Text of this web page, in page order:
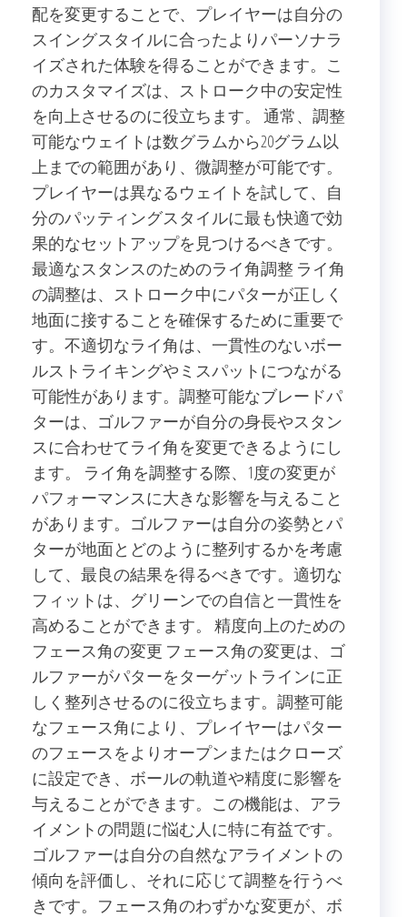
配を変更することで、プレイヤーは自分の
スイングスタイルに合ったよりパーソナラ
イズされた体験を得ることができます。こ
のカスタマイズは、ストローク中の安定性
を向上させるのに役立ちます。 通常、調整
可能なウェイトは数グラムから20グラム以
上までの範囲があり、微調整が可能です。
プレイヤーは異なるウェイトを試して、自
分のパッティングスタイルに最も快適で効
果的なセットアップを見つけるべきです。
最適なスタンスのためのライ角調整 ライ角
の調整は、ストローク中にパターが正しく
地面に接することを確保するために重要で
す。不適切なライ角は、一貫性のないボー
ルストライキングやミスパットにつながる
可能性があります。調整可能なブレードパ
ターは、ゴルファーが自分の身長やスタン
スに合わせてライ角を変更できるようにし
ます。 ライ角を調整する際、1度の変更が
パフォーマンスに大きな影響を与えること
があります。ゴルファーは自分の姿勢とパ
ターが地面とどのように整列するかを考慮
して、最良の結果を得るべきです。適切な
フィットは、グリーンでの自信と一貫性を
高めることができます。 精度向上のための
フェース角の変更 フェース角の変更は、ゴ
ルファーがパターをターゲットラインに正
しく整列させるのに役立ちます。調整可能
なフェース角により、プレイヤーはパター
のフェースをよりオープンまたはクローズ
に設定でき、ボールの軌道や精度に影響を
与えることができます。この機能は、アラ
イメントの問題に悩む人に特に有益です。
ゴルファーは自分の自然なアライメントの
傾向を評価し、それに応じて調整を行うべ
きです。フェース角のわずかな変更が、ボ